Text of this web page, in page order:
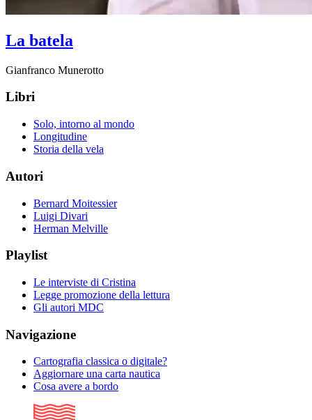
La batela
Gianfranco Munerotto
Libri
Solo, intorno al mondo
Longitudine
Storia della vela
Autori
Bernard Moitessier
Luigi Divari
Herman Melville
Playlist
Le interviste di Cristina
Legge promozione della lettura
Gli autori MDC
Navigazione
Cartografia classica o digitale?
Aggiornare una carta nautica
Cosa avere a bordo